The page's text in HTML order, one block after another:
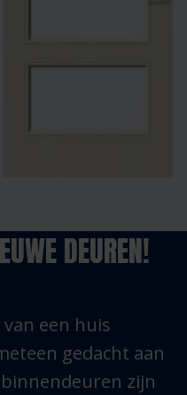
DEUREN!
een huis
gedacht aan
zijn